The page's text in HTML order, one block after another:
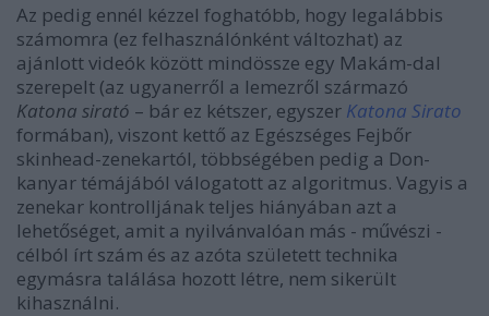
Az pedig ennél kézzel foghatóbb, hogy legalábbis
számomra (ez felhasználónként változhat) az
ajánlott videók között mindössze egy Makám-dal
szerepelt (az ugyanerről a lemezről származó
Katona sirató – bár ez kétszer, egyszer Katona Sirato
formában), viszont kettő az Egészséges Fejbőr
skinhead-zenekartól, többségében pedig a Don-
kanyar témájából válogatott az algoritmus. Vagyis a
zenekar kontrolljának teljes hiányában azt a
lehetőséget, amit a nyilvánvalóan más - művészi -
célból írt szám és az azóta született technika
egymásra találása hozott létre, nem sikerült
kihasználni.